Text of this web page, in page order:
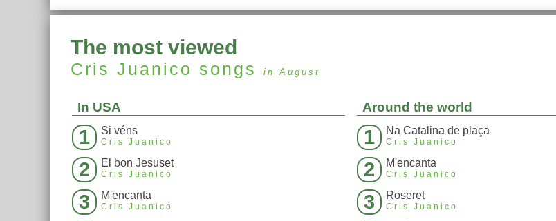
The most viewed
Cris Juanico songs in August
In USA
1 Si véns
Cris Juanico
2 El bon Jesuset
Cris Juanico
3 M'encanta
Cris Juanico
Around the world
1 Na Catalina de plaça
Cris Juanico
2 M'encanta
Cris Juanico
3 Roseret
Cris Juanico